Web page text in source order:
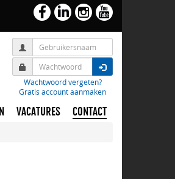
Wachtwoord vergeten?
Gratis account aanmaken
VACATURES CONTACT